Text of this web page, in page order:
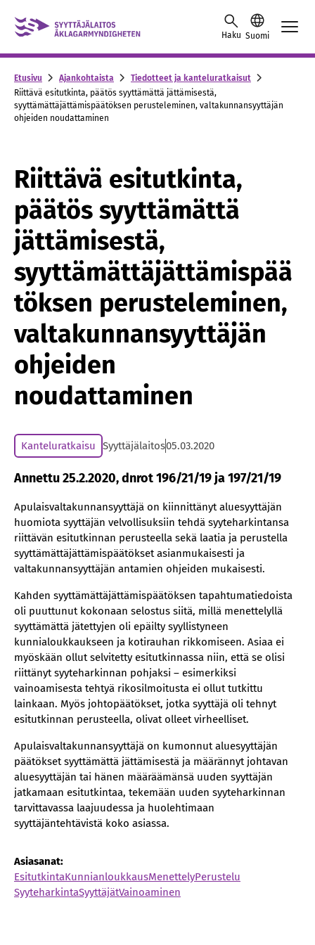
Skip to content -saavutettavuusohje
Haku Suomi
Etusivu Ajankohtaista
Tiedotteet ja kanteluratkaisut
Riittävä esitutkinta, päätös syyttämättä jättämisestä,
syyttämättäjättämispäätöksen perusteleminen, valtakunnansyyttäjän
ohjeiden noudattaminen
Riittävä esitutkinta,
päätös syyttämättä
jättämisestä,
syyttämättäjättämispää
töksen perusteleminen,
valtakunnansyyttäjän
ohjeiden
noudattaminen
Kanteluratkaisu Syyttäjälaitos05.03.2020
Annettu 25.2.2020, dnrot 196/21/19 ja 197/21/19
Apulaisvaltakunnansyyttäjä on kiinnittänyt aluesyyttäjän
huomiota syyttäjän velvollisuksiin tehdä syyteharkintansa
riittävän esitutkinnan perusteella sekä laatia ja perustella
syyttämättäjättämispäätökset asianmukaisesti ja
valtakunnansyyttäjän antamien ohjeiden mukaisesti.
Kahden syyttämättäjättämispäätöksen tapahtumatiedoista
oli puuttunut kokonaan selostus siitä, millä menettelyllä
syyttämättä jätettyjen oli epäilty syyllistyneen
kunnialoukkaukseen ja kotirauhan rikkomiseen. Asiaa ei
myöskään ollut selvitetty esitutkinnassa niin, että se olisi
riittänyt syyteharkinnan pohjaksi – esimerkiksi
vainoamisesta tehtyä rikosilmoitusta ei ollut tutkittu
lainkaan. Myös johtopäätökset, jotka syyttäjä oli tehnyt
esitutkinnan perusteella, olivat olleet virheelliset.
Apulaisvaltakunnansyyttäjä on kumonnut aluesyyttäjän
päätökset syyttämättä jättämisestä ja määrännyt johtavan
aluesyyttäjän tai hänen määräämänsä uuden syyttäjän
jatkamaan esitutkintaa, tekemään uuden syyteharkinnan
tarvittavassa laajuudessa ja huolehtimaan
syyttäjäntehtävistä koko asiassa.
Asiasanat:
EsitutkintaKunnianloukkausMenettelyPerustelu
SyyteharkintaSyyttäjätVainoaminen